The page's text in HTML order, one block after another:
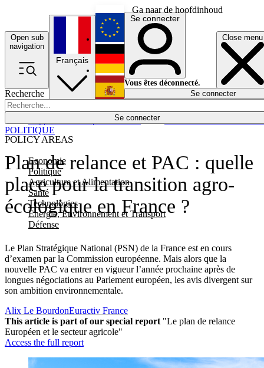
Ga naar de hoofdinhoud
Open sub
navigation
Close menu
Recherche
Se connecter
POLICY AREAS
Economie
Politique
Agriculture et Alimentation
Santé
Technologies
Energie, Environnement et Transport
Défense
Économie
Français
English
Deutsch
Español
Se connecter
Vous êtes déconnecté.
Se connecter
Plan de relance et PAC : quelle
place pour la transition agro-
écologique en France ?
Le Plan Stratégique National (PSN) de la France est en cours
d’examen par la Commission européenne. Mais alors que la
nouvelle PAC va entrer en vigueur l’année prochaine après de
longues négociations au Parlement européen, les avis divergent sur
son ambition environnementale.
POLITIQUE
Alix Le BourdonEuractiv France
This article is part of our special report "Le plan de relance
Européen et le secteur agricole"
Access the full report